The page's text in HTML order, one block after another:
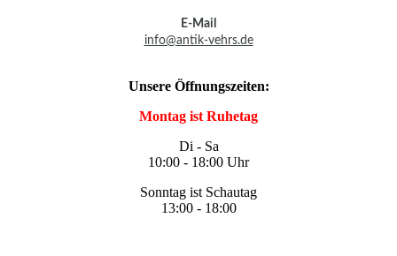
E-Mail
info@antik-vehrs.de
Unsere Öffnungszeiten:
Montag ist Ruhetag
Di - Sa
10:00 - 18:00 Uhr
Sonntag ist Schautag
13:00 - 18:00